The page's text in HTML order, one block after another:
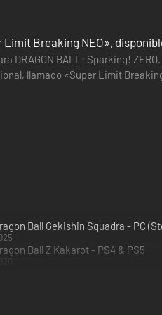
Limit Breaking NEO»,
DRAGON BALL: Sparking!
llamado «Super Limit
cuatro…
Ball Gekishin Squadra - PC
Ball Z Kakarot - PS4 & PS5